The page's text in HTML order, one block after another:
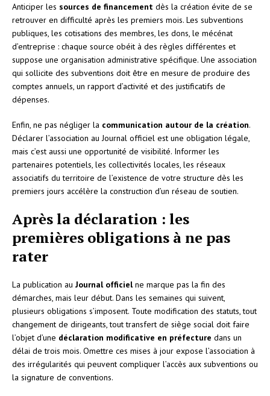
Anticiper les sources de financement dès la création évite de se
retrouver en difficulté après les premiers mois. Les subventions
publiques, les cotisations des membres, les dons, le mécénat
d’entreprise : chaque source obéit à des règles différentes et
suppose une organisation administrative spécifique. Une association
qui sollicite des subventions doit être en mesure de produire des
comptes annuels, un rapport d’activité et des justificatifs de
dépenses.
Enfin, ne pas négliger la communication autour de la création.
Déclarer l’association au Journal officiel est une obligation légale,
mais c’est aussi une opportunité de visibilité. Informer les
partenaires potentiels, les collectivités locales, les réseaux
associatifs du territoire de l’existence de votre structure dès les
premiers jours accélère la construction d’un réseau de soutien.
Après la déclaration : les
premières obligations à ne pas
rater
La publication au Journal officielne marque pas la fin des
démarches, mais leur début. Dans les semaines qui suivent,
plusieurs obligations s’imposent. Toute modification des statuts, tout
changement de dirigeants, tout transfert de siège social doit faire
l’objet d’une déclaration modificative en préfecture dans un
délai de trois mois. Omettre ces mises à jour expose l’association à
des irrégularités qui peuvent compliquer l’accès aux subventions ou
la signature de conventions.